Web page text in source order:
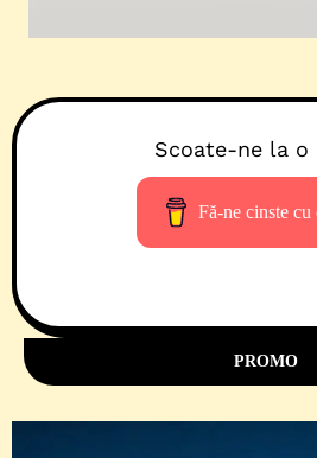
Scoate-ne la o
Fă-ne cinste cu
PROMO